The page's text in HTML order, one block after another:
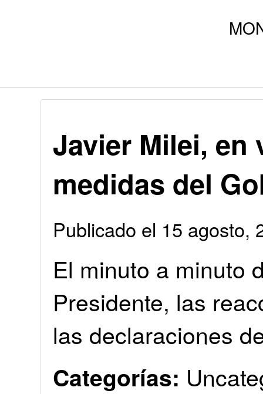
Javier Milei,
medidas del
Publicado el 15 agosto,
El minuto a minuto
Presidente, las
las declaraciones
Categorías: